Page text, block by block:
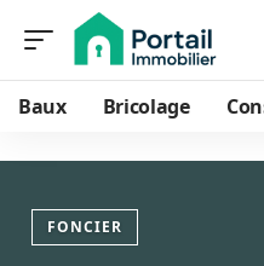
Baux Bricolage
FONCIER